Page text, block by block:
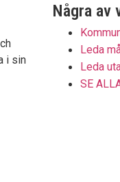
i sin
Några av
Leda
Leda
SE